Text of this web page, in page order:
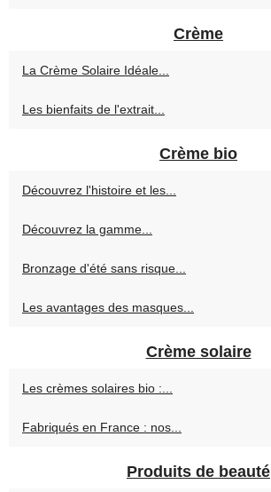
Crème
La Crème Solaire Idéale...
Les bienfaits de l'extrait...
Crème bio
Découvrez l'histoire et les...
Découvrez la gamme...
Bronzage d'été sans risque...
Les avantages des masques...
Crème solaire
Les crèmes solaires bio :...
Fabriqués en France : nos...
Produits de beauté